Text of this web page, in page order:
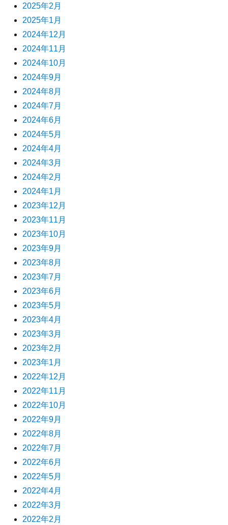
2025年2月
2025年1月
2024年12月
2024年11月
2024年10月
2024年9月
2024年8月
2024年7月
2024年6月
2024年5月
2024年4月
2024年3月
2024年2月
2024年1月
2023年12月
2023年11月
2023年10月
2023年9月
2023年8月
2023年7月
2023年6月
2023年5月
2023年4月
2023年3月
2023年2月
2023年1月
2022年12月
2022年11月
2022年10月
2022年9月
2022年8月
2022年7月
2022年6月
2022年5月
2022年4月
2022年3月
2022年2月